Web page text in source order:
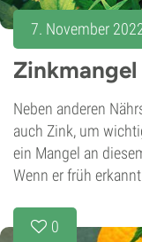
7. November
Neben anderen
auch Zink, um
ein Mangel an
Wenn er früh
0